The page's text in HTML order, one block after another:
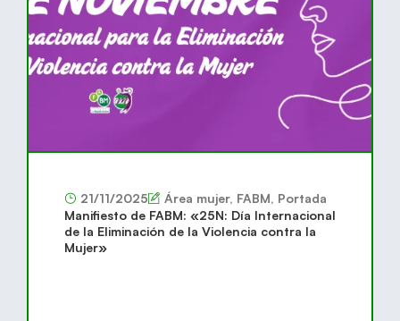
21/11/2025 Área mujer, FABM, Portada
Manifiesto de FABM: «25N: Día Internacional
de la Eliminación de la Violencia contra la
Mujer»